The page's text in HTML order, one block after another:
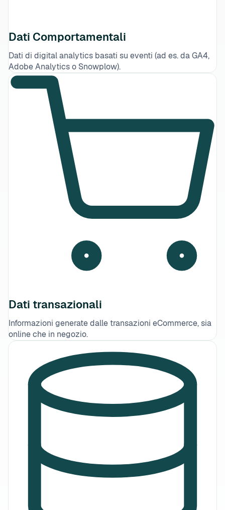
Dati Comportamentali
Dati di digital analytics basati su eventi (ad es. da GA4,
Adobe Analytics o Snowplow).
Dati transazionali
Informazioni generate dalle transazioni eCommerce, sia
online che in negozio.